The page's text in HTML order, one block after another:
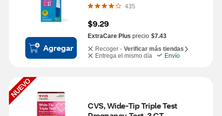
Agregar
435
$9.29
ExtraCare Plus precio $7.43
Recoger - Verificar más tiendas
Entrega el mismo día
Envío
NUEVO
CVS, Wide-Tip Triple Test